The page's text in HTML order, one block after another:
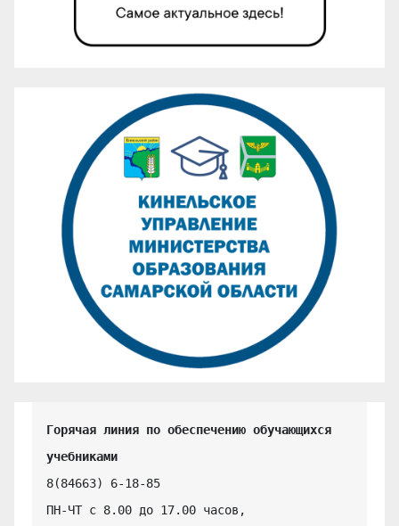
Горячая линия по обеспечению обучающихся
учебниками
8(84663) 6-18-85
ПН-ЧТ с 8.00 до 17.00 часов,